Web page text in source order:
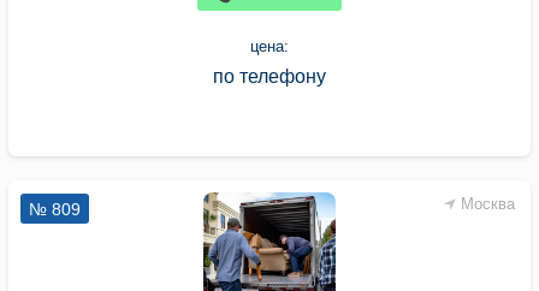
цена:
по телефону
Москва
№ 809